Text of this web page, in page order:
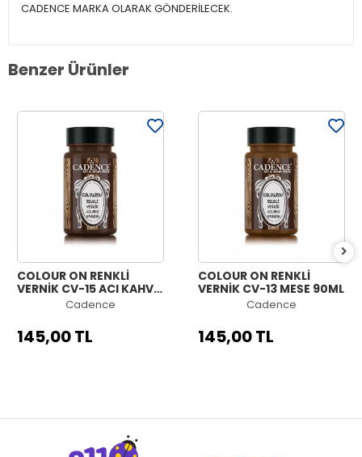
CADENCE MARKA OLARAK GÖNDERİLECEK.
Benzer Ürünler
COLOUR ON RENKLİ
VERNİK CV-15 ACI KAHVE
Cadence
145,00 TL
COLOUR ON RENKLİ
VERNİK CV-13 MEŞE 90ML
Cadence
145,00 TL